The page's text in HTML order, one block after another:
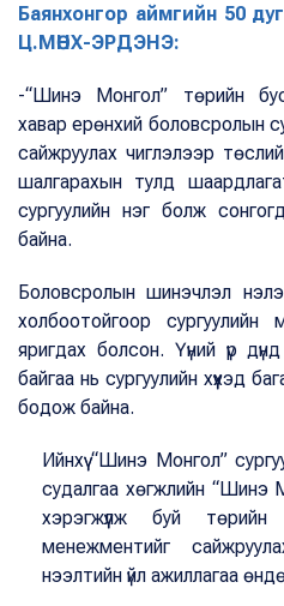
Баянхонгор аймгийн 50
Ц.МӨНХ-ЭРДЭНЭ:
-“Шинэ Монгол” төрийн
хавар ерөнхий боловсролын
сайжруулах чиглэлээр
шалгарахын тулд
сургуулийн нэг болж
байна.
Боловсролын шинэчлэл
холбоотойгоор
яригдах болсон. Үүний үр
байгаа нь сургуулийн хүүхэд
бодож байна.
Ийнхүү “Шинэ Монгол”
судалгаа хөгжлийн “Шинэ
хэрэгжүүлж буй
менежментийг
нээлтийн үйл ажиллагаа